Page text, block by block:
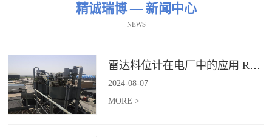
精诚瑞博 — 新闻中心
NEWS
雷达料位计在电厂中的应用 RBRDZB-71-6-C
2024-08-07
MORE >